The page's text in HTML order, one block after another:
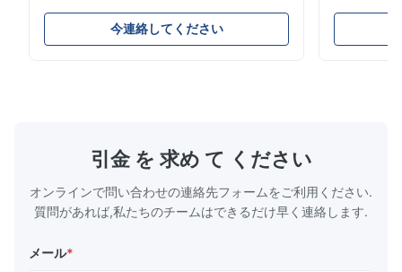
直径16mmから800mmまでの高品質
PVC/UPVCパイプを製造します。このシステ
ムは、さまざまな直径と肉厚仕様の電線管、水
度、構造的完全性、耐薬品性、耐久性、熱安定
性、無毒安全特性、およびコスト効率の高いメ
PVC粉末＋添加剤混合 材料供給システム ...
今連絡してください
燃料ガスお
械的強度、
引金 を 求め て ください
オンラインで問い合わせの連絡先フォームをご利用ください.
質問があれば,私たちのチームはできるだけ早く連絡します.
メール*